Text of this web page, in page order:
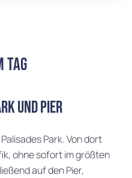
Tag
und Pier
Park. Von dort
ohne sofort im größten
auf den Pier,